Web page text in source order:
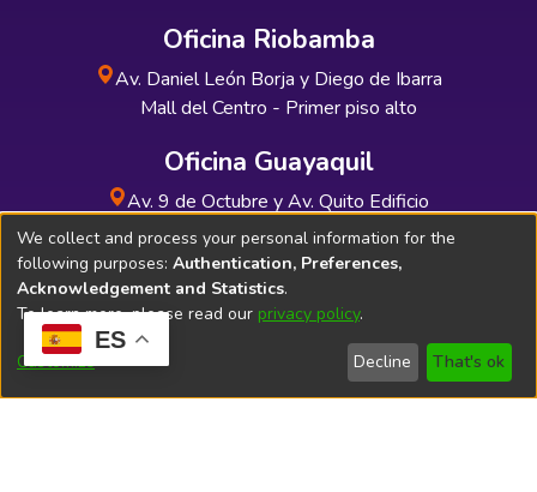
ES
Oficina Riobamba
Av. Daniel León Borja y Diego de Ibarra
Mall del Centro - Primer piso alto
Oficina Guayaquil
Av. 9 de Octubre y Av. Quito Edificio
INDUAUTO - Planta baja
Soporte Técnico Bibliolatino.com
We collect and process your personal information for the
following purposes: Authentication, Preferences,
Acknowledgement and Statistics.
To learn more, please read our privacy policy.
Customize Decline That's ok